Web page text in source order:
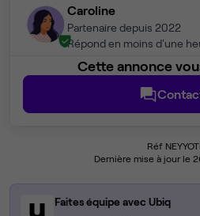
Caroline
Partenaire depuis 2022
Répond en moins d'une
Cette annonce
Réf
Dernière mise à jour le
Faites équipe avec Ubiq